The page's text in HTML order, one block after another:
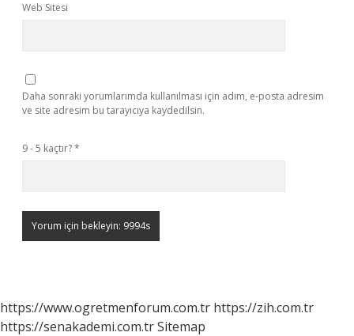
Web Sitesi
Daha sonraki yorumlarımda kullanılması için adım, e-posta adresim
ve site adresim bu tarayıcıya kaydedilsin.
9 - 5 kaçtır?*
https://www.ogretmenforum.com.tr https://zih.com.tr
https://senakademi.com.trSitemap